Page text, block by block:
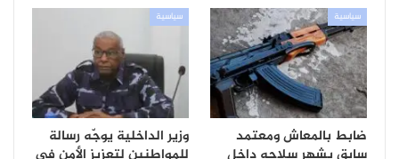
سياسية
ضابط بالمعاش ومعتمد
سياسية
وزير الداخلية يوجّه رسالة